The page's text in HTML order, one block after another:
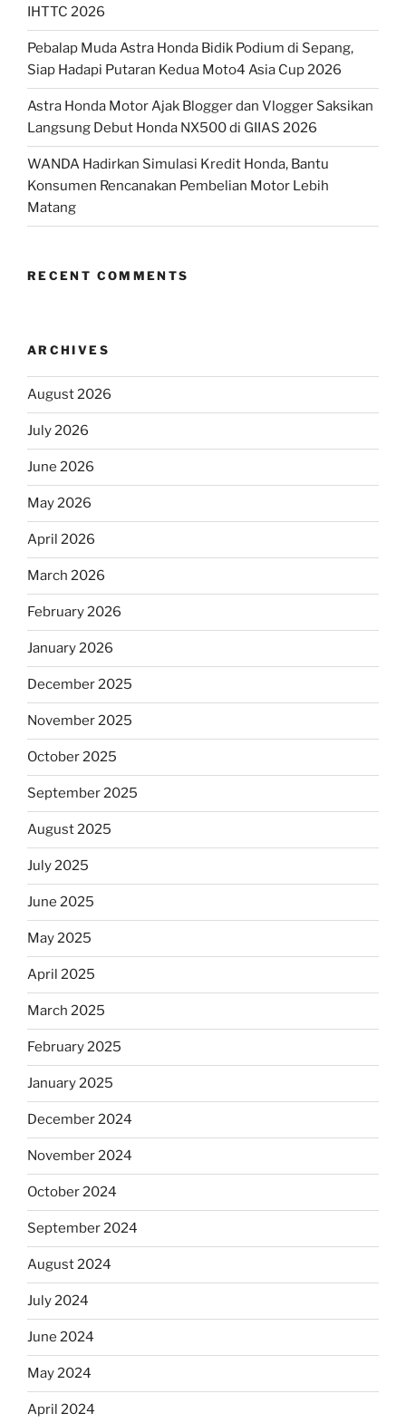
IHTTC 2026
Pebalap Muda Astra Honda Bidik Podium di Sepang,
Siap Hadapi Putaran Kedua Moto4 Asia Cup 2026
Astra Honda Motor Ajak Blogger dan Vlogger Saksikan
Langsung Debut Honda NX500 di GIIAS 2026
WANDA Hadirkan Simulasi Kredit Honda, Bantu
Konsumen Rencanakan Pembelian Motor Lebih
Matang
RECENT COMMENTS
ARCHIVES
August 2026
July 2026
June 2026
May 2026
April 2026
March 2026
February 2026
January 2026
December 2025
November 2025
October 2025
September 2025
August 2025
July 2025
June 2025
May 2025
April 2025
March 2025
February 2025
January 2025
December 2024
November 2024
October 2024
September 2024
August 2024
July 2024
June 2024
May 2024
April 2024